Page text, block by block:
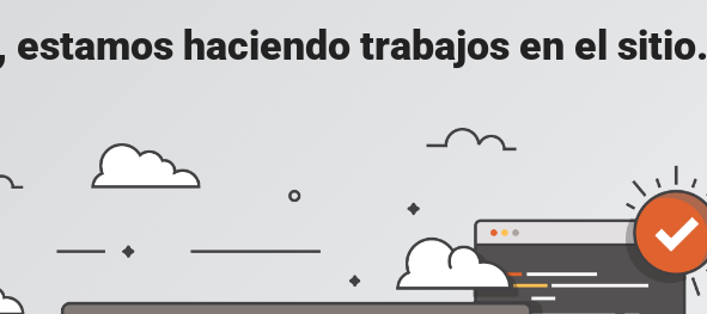
estamos haciendo trabajos en el sitio.